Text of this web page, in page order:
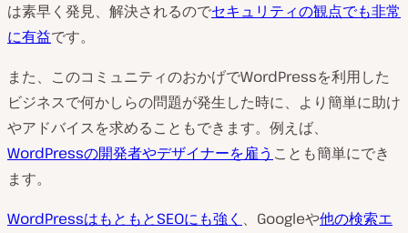
は素早く発見、解決されるのでセキュリティの観点でも非常
に有益です。
また、このコミュニティのおかげでWordPressを利用した
ビジネスで何かしらの問題が発生した時に、より簡単に助け
やアドバイスを求めることもできます。例えば、
WordPressの開発者やデザイナーを雇う ことも簡単にでき
ます。
WordPressはもともとSEOにも強く 、Googleや他の検索エ